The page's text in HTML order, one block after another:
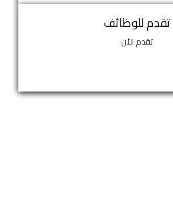
تقدم للوظائف
تقدم الأن